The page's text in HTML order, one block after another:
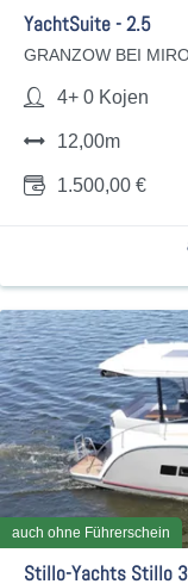
YachtSuite - 2.5
GRANZOW BEI
4+ 0 Kojen
12,00m
1.500,00 €
auch ohne Führerschein
Stillo-Yachts Stillo